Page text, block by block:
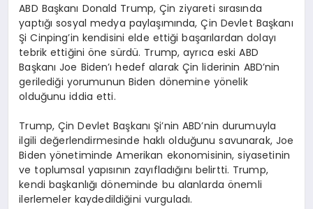
ABD Başkanı Donald Trump, Çin ziyareti sırasında
yaptığı sosyal medya paylaşımında, Çin Devlet Başkanı
Şi Cinping’in kendisini elde ettiği başarılardan dolayı
tebrik ettiğini öne sürdü. Trump, ayrıca eski ABD
Başkanı Joe Biden’ı hedef alarak Çin liderinin ABD’nin
gerilediği yorumunun Biden dönemine yönelik
olduğunu iddia etti.
Trump, Çin Devlet Başkanı Şi’nin ABD’nin durumuyla
ilgili değerlendirmesinde haklı olduğunu savunarak, Joe
Biden yönetiminde Amerikan ekonomisinin, siyasetinin
ve toplumsal yapısının zayıfladığını belirtti. Trump,
kendi başkanlığı döneminde bu alanlarda önemli
ilerlemeler kaydedildiğini vurguladı.